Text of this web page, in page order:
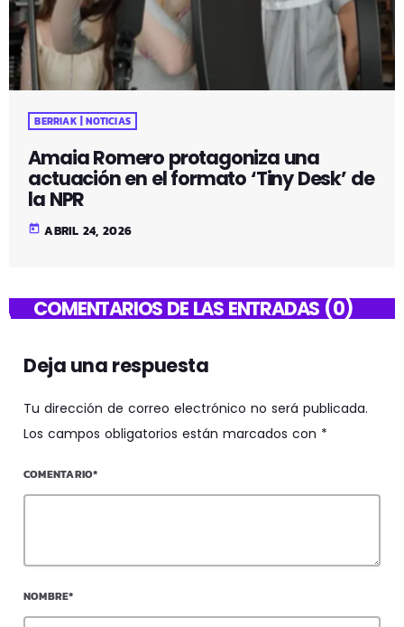
BERRIAK | NOTICIAS
Amaia Romero protagoniza una
actuación en el formato ‘Tiny Desk’ de
la NPR
today ABRIL 24, 2026
COMENTARIOS DE LAS ENTRADAS (0)
Deja una respuesta
Tu dirección de correo electrónico no será publicada.
Los campos obligatorios están marcados con *
COMENTARIO*
NOMBRE*